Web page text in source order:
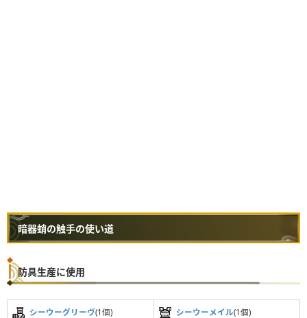
暗器蛸の触手の使い道
防具生産に使用
シーウーグリーヴ(1個) シーウーメイル(1個)